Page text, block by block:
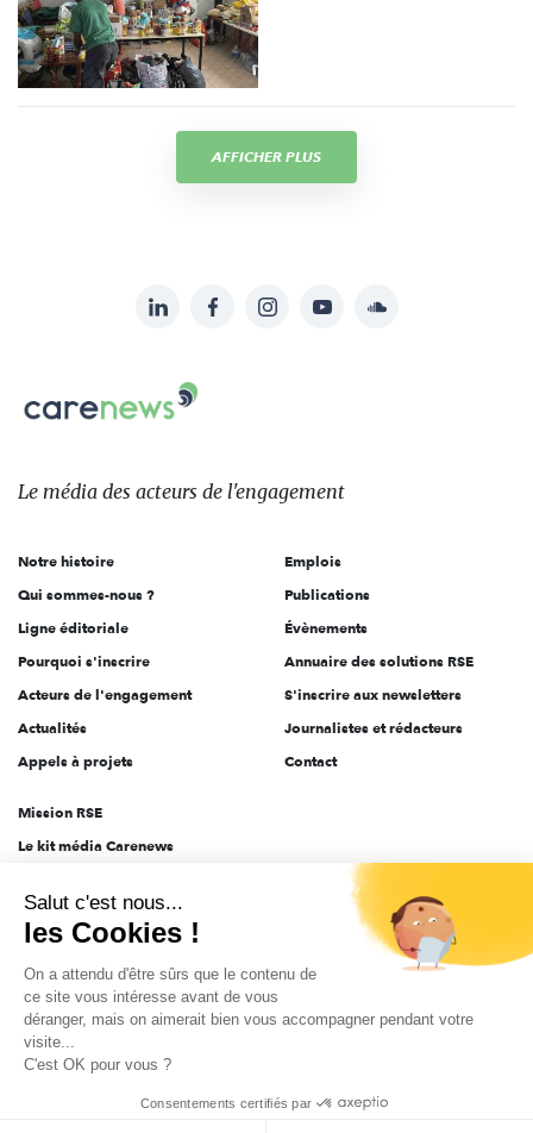
AFFICHER PLUS
sur:
LinkedInFacebookInstagramYouTubeSoundcloud
Carenews,
Le
des
l'engagement
Le média des acteurs de l'engagement
Notre histoire
Qui sommes-nous ?
Ligne éditoriale
Pourquoi s'inscrire
Acteurs de l'engagement
Actualités
Appels à projets
Emplois
Publications
Évènements
Annuaire des solutions RSE
S'inscrire aux newsletters
Journalistes et rédacteurs
Contact
Mission RSE
Le kit média Carenews
AEF info
Novethic
PRODURABLE
Inclusiv Day
Données personnelles Mentions légales 2025-2026 Tout droits réservés
Salut c'est nous...
les Cookies !
On a attendu d'être sûrs que le contenu de
ce site vous intéresse avant de vous
déranger, mais on aimerait bien vous accompagner pendant votre
visite...
C'est OK pour vous ?
Consentements certifiés par